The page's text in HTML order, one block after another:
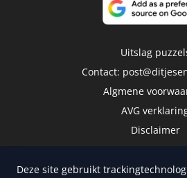
Uitslag
Contact:
Algmene
AVG
Disclaimer
Deze site gebruikt